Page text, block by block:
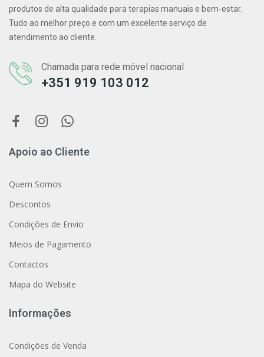
produtos de alta qualidade para terapias manuais e bem-estar.
Tudo ao melhor preço e com um excelente serviço de
atendimento ao cliente.
Chamada para rede móvel nacional
+351 919 103 012
Apoio ao Cliente
Quem Somos
Descontos
Condições de Envio
Meios de Pagamento
Contactos
Mapa do Website
Informações
Condições de Venda